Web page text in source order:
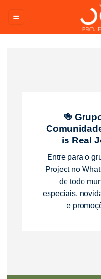
para
🍻
is Real
Entre para o
Project no
de todo
especiais,
e